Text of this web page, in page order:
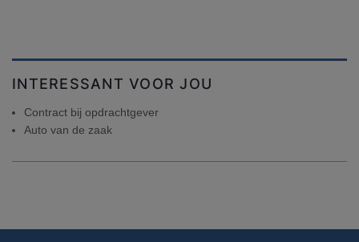
INTERESSANT VOOR JOU
Contract bij opdrachtgever
Auto van de zaak